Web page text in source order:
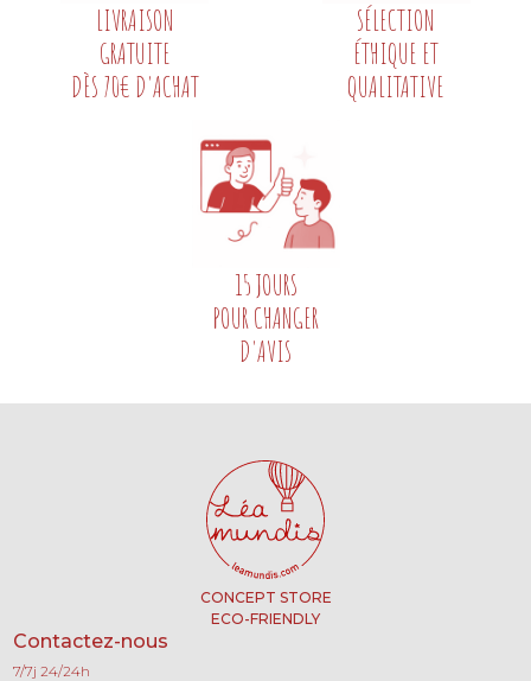
LIVRAISON
GRATUITE
DÈS 70€ D'ACHAT
SÉLECTION
ÉTHIQUE ET
QUALITATIVE
15 JOURS
POUR CHANGER
D'AVIS
CONCEPT STORE
ECO-FRIENDLY
Contactez-nous
7/7j 24/24h